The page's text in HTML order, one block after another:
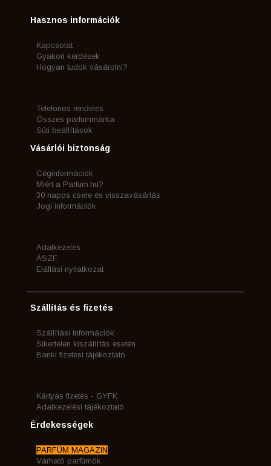
Hasznos információk
Kapcsolat
Gyakori kérdések
Hogyan tudok vásárolni?
Telefonos rendelés
Összes parfummárka
Süti beállítások
Vásárlói biztonság
Céginformációk
Miért a Parfum.hu?
30 napos csere és visszavásárlás
Jogi információk
Adatkezelés
ÁSZF
Elállási nyilatkozat
Szállítás és fizetés
Szállítási információk
Sikertelen kiszállítás esetén
Banki fizetési tájékoztató
Kártyás fizetés - GYFK
Adatkezelési tájékoztató
Érdekességek
PARFÜM MAGAZIN
Várható parfümök